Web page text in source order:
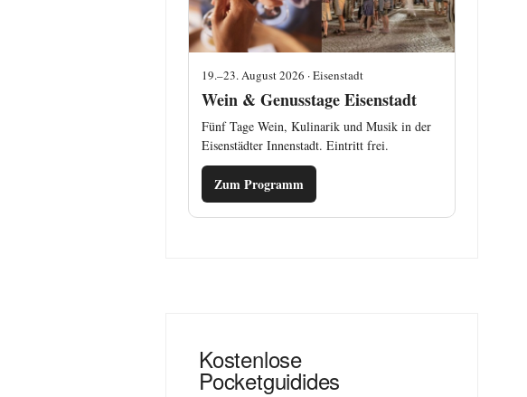
19.–23. August 2026 · Eisenstadt
Wein & Genusstage Eisenstadt
Fünf Tage Wein, Kulinarik und Musik in der
Eisenstädter Innenstadt. Eintritt frei.
Zum Programm
Kostenlose
Pocketguidides